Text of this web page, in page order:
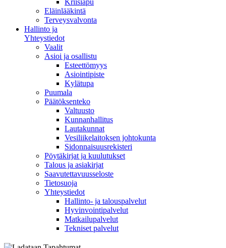
Eläinlääkintä
Terveysvalvonta
Hallinto ja
Yhteystiedot
Vaalit
Asioi ja osallistu
Esteettömyys
Asiointipiste
Kylätupa
Puumala
Päätöksenteko
Valtuusto
Kunnanhallitus
Lautakunnat
Vesiliikelaitoksen johtokunta
Sidonnaisuusrekisteri
Pöytäkirjat ja kuulutukset
Talous ja asiakirjat
Saavutettavuusseloste
Tietosuoja
Yhteystiedot
Hallinto- ja talouspalvelut
Hyvinvointipalvelut
Matkailupalvelut
Tekniset palvelut